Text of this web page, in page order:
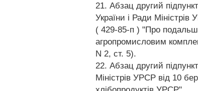
21. Абзац другий
України і Ради
( 429-85-п ) "Про
агропромисловим
N 2, ст. 5).
22. Абзац другий
Міністрів УРСР від 10